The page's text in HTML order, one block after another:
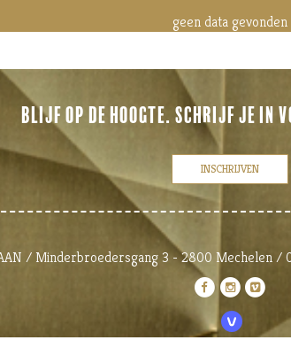
geen data gevonden
BLIJF OP DE HOOGTE. SCHRIJF JE IN
INSCHRIJVEN
/ Minderbroedersgang 3 - 2800 Mechelen /